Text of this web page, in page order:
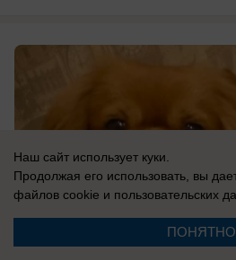
Наш сайт использует куки.
Продолжая его использовать, вы
файлов cookie и пользовательских
ПОНЯТНО